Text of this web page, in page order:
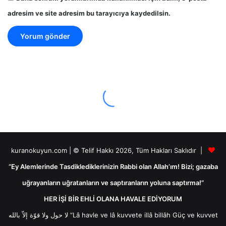
adresim ve site adresim bu tarayıcıya kaydedilsin.
kuranokuyun.com | © Telif Hakkı 2026, Tüm Hakları Saklıdır |
“Ey Alemlerinde Tasdiklediklerinizin Rabbi olan Allah’ım! Bizi; gazaba
uğrayanların uğratanların ve saptıranların yoluna saptırma!”
HER İŞİ BİR EHLİ OLANA HAVALE EDİYORUM
لا حول ولا قوّة إلاّ بالله “Lâ havle ve lâ kuvvete illâ billâh Güç ve kuvvet